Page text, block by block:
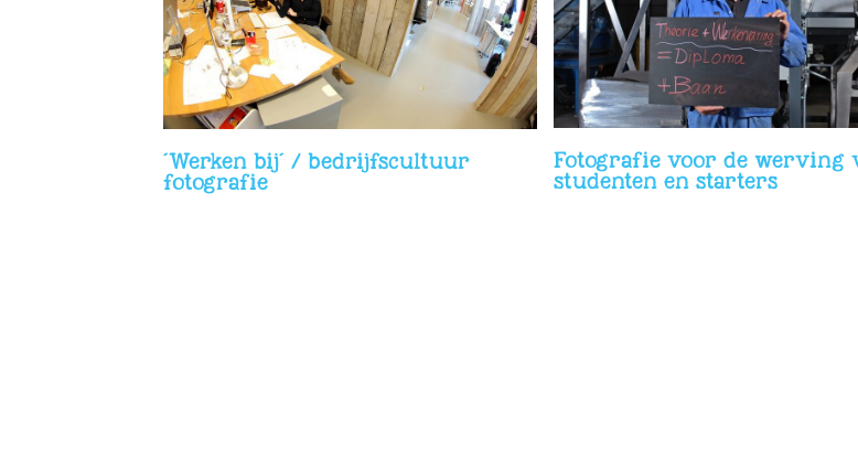
Personeelsbladen & magazine
´Werken bij´ / bedrijfscultuur
fotografie
Fotografie voor de werving van
studenten en starters
Fotografie voor de werving
studenten en starters